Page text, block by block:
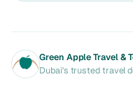
Green Apple Travel &
Dubai's trusted travel